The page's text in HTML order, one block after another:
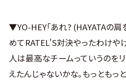
▼YO-HEY｢あれ? (HAYATAの肩
めてRATEL'S対決やったわけや
人は最高なチームっていうのを
えたんじゃないかな｡もっともっ